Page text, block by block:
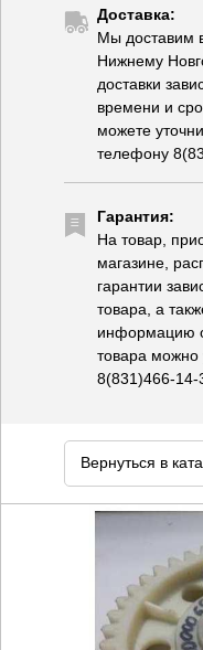
Доставка:
Мы доставим
Нижнему
доставки
времени и
можете
телефону
Гарантия:
На товар,
магазине,
гарантии
товара, а
информацию
товара
8(831)466-
Вернуться в